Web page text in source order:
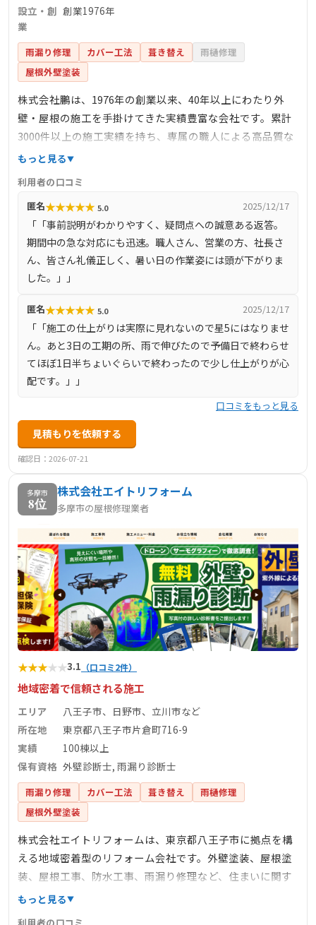
設立・創
業
創業1976年
雨漏り修理 カバー工法 葺き替え
雨樋修理
屋根外壁塗装
株式会社鵬は、1976年の創業以来、40年以上にわたり外
壁・屋根の施工を手掛けてきた実績豊富な会社です。累計
3000件以上の施工実績を持ち、専属の職人による高品質な
施工が特徴です。お客様に安心していただけるよう、調査
寧な対応を心掛けています。独自のカバー工法により、優
れた断熱性能の屋根を実現し、軽量屋根材を用いることで
耐震性の向上にも寄与しています。
もっと見る
利用者の口コミ
匿名★★★★★ 5.0 2025/12/17
「「事前説明がわかりやすく、疑問点への誠意ある返答。
期間中の急な対応にも迅速。職人さん、営業の方、社長さ
ん、皆さん礼儀正しく、暑い日の作業姿には頭が下がりま
した。」」
匿名★★★★★ 5.0 2025/12/17
「「施工の仕上がりは実際に見れないので星5にはなりませ
ん。あと3日の工期の所、雨で伸びたので予備日で終わらせ
てほぼ1日半ちょいぐらいで終わったので少し仕上がりが心
配です。」」
口コミをもっと見る
見積もりを依頼する
確認日：2026-07-21
多摩市
8位
株式会社エイトリフォーム
多摩市の屋根修理業者
★★★★★3.1 （口コミ2件）
地域密着で信頼される施工
エリア
八王子市、日野市、立川市など
所在地
東京都八王子市片倉町716-9
実績
100棟以上
保有資格 外壁診断士, 雨漏り診断士
雨漏り修理 カバー工法 葺き替え
雨樋修理
屋根外壁塗装
株式会社エイトリフォームは、東京都八王子市に拠点を構
える地域密着型のリフォーム会社です。外壁塗装、屋根塗
装、屋根工事、防水工事、雨漏り修理など、住まいに関す
る幅広いサービスを提供しています。創業から1年で100棟
もっと見る